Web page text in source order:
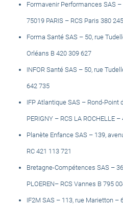
Formavenir Performances SAS
75019 PARIS – RCS Paris 380
Forma Santé SAS – 50, rue
Orléans B 420 309 627
INFOR Santé SAS – 50, rue
642 735
IFP Atlantique SAS – Rond-Point
PERIGNY – RCS LA ROCHELLE
Planète Enfance SAS – 139,
RC 421 113 721
Bretagne-Compétences SAS –
PLOEREN– RCS Vannes B 795
IF2M SAS – 113, rue Marietton –